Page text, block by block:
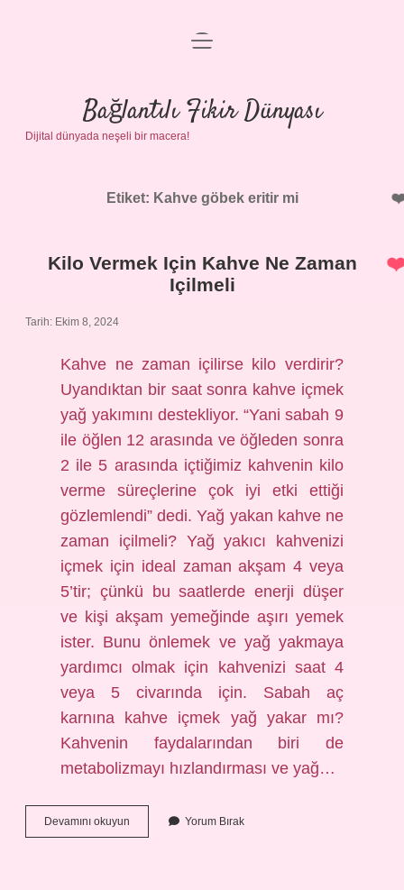
Anasayfa
Gizlilik Politikası
Yasal Uyarı
menüyü
Bağlantılı Fikir Dünyası
Dijital dünyada neşeli bir macera!
Etiket: Kahve göbek eritir mi
Kilo Vermek Için Kahve Ne Zaman
Içilmeli
Tarih: Ekim 8, 2024
Kahve ne zaman içilirse kilo verdirir?
Uyandıktan bir saat sonra kahve içmek
yağ yakımını destekliyor. “Yani sabah 9
ile öğlen 12 arasında ve öğleden sonra
2 ile 5 arasında içtiğimiz kahvenin kilo
verme süreçlerine çok iyi etki ettiği
gözlemlendi” dedi. Yağ yakan kahve ne
zaman içilmeli? Yağ yakıcı kahvenizi
içmek için ideal zaman akşam 4 veya
5’tir; çünkü bu saatlerde enerji düşer
ve kişi akşam yemeğinde aşırı yemek
ister. Bunu önlemek ve yağ yakmaya
yardımcı olmak için kahvenizi saat 4
veya 5 civarında için. Sabah aç
karnına kahve içmek yağ yakar mı?
Kahvenin faydalarından biri de
metabolizmayı hızlandırması ve yağ…
Devamını okuyun
Vermek
Yorum Bırak